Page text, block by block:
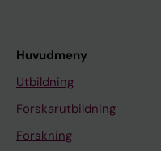
Huvudmeny
Utbildning
Forskarutbildning
Forskning